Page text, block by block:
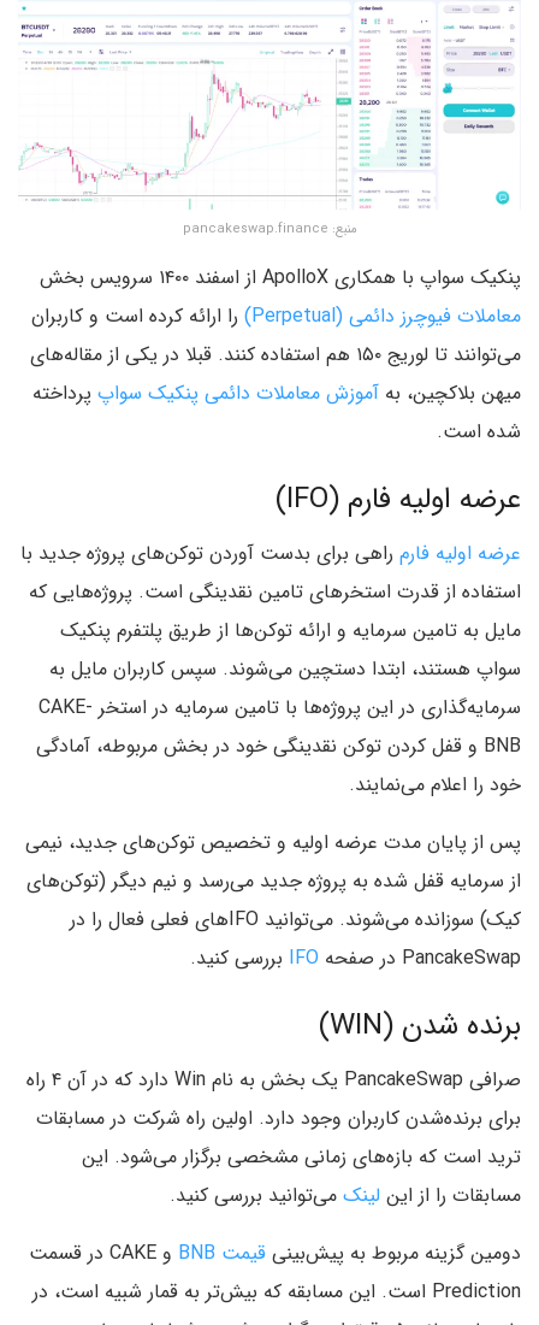
منبع: pancakeswap.finance
پنکیک سواپ با همکاری ApolloX از اسفند ۱۴۰۰ سرویس بخش
معاملات فیوچرز دائمی (Perpetual)
را ارائه کرده است و کاربران
می‌توانند تا لوریج ۱۵۰ هم استفاده کنند. قبلا در یکی از مقاله‌های
میهن بلاکچین، به آموزش معاملات دائمی پنکیک سواپ پرداخته
شده است.
عرضه اولیه فارم (IFO)
عرضه اولیه فارم راهی برای بدست آوردن توکن‌های پروژه جدید با
استفاده از قدرت استخرهای تامین نقدینگی است. پروژه‌هایی که
مایل به تامین سرمایه و ارائه توکن‌ها از طریق پلتفرم پنکیک
سواپ هستند، ابتدا دستچین می‌شوند. سپس کاربران مایل به
سرمایه‌گذاری در این پروژه‌ها با تامین سرمایه در استخر CAKE-
BNB و قفل کردن توکن نقدینگی خود در بخش مربوطه، آمادگی
خود را اعلام می‌نمایند.
پس از پایان مدت عرضه اولیه و تخصیص توکن‌‌های جدید، نیمی
از سرمایه قفل شده به پروژه جدید می‌‌رسد و نیم دیگر (توکن‌های
کیک) سوزانده می‌شوند. می‌توانید IFO‌های فعلی فعال را در
PancakeSwap در صفحه
IFO بررسی کنید.
برنده شدن (WIN)
صرافی PancakeSwap یک بخش به نام Win دارد که در آن ۴ راه
برای برنده‌شدن کاربران وجود دارد. اولین راه شرکت در مسابقات
ترید است که بازه‌های زمانی مشخصی برگزار می‌شود. این
مسابقات را از این لینک می‌توانید بررسی کنید.
دومین گزینه مربوط به پیش‌بینی قیمت BNB
و CAKE در قسمت
Prediction است. این مسابقه که بیش‌تر به قمار شبیه است، در